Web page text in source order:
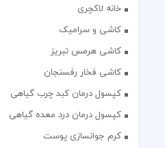
خانه لاکچری
کاشی و سرامیک
کاشی هرمس تبریز
کاشی فخار رفسنجان
کپسول درمان کبد چرب گیاهی
کپسول درمان درد معده گیاهی
کرم جوانسازی پوست